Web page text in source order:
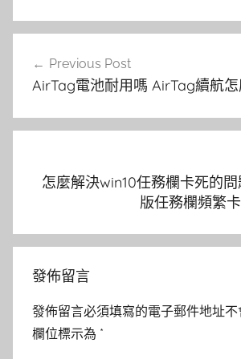
覽
Previous Post
AirTag電池耐用嗎 AirTag續航
怎麼解決win10任務欄卡死的
版任務欄頻繁
發佈留言
發佈留言必須填寫的電子郵件地址不
欄位標示為 *